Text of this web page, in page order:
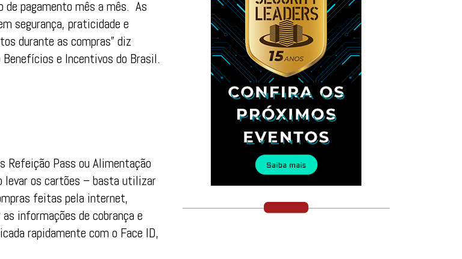
de pagamento mês a mês. As
segurança, praticidade e
durante as compras” diz
e Incentivos do Brasil.
Refeição Pass ou Alimentação
levar os cartões – basta utilizar
feitas pela internet,
informações de cobrança e
rapidamente com o Face ID,